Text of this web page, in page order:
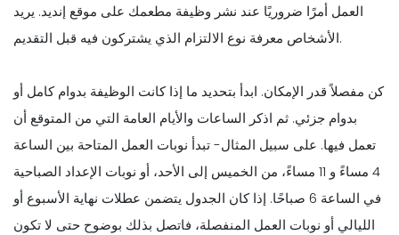
العمل أمرًا ضروريًا عند نشر وظيفة مطعمك على موقع إنديد. يريد
الأشخاص معرفة نوع الالتزام الذي يشتركون فيه قبل التقديم.
كن مفصلاً قدر الإمكان. ابدأ بتحديد ما إذا كانت الوظيفة بدوام كامل أو
بدوام جزئي. ثم اذكر الساعات والأيام العامة التي من المتوقع أن
تعمل فيها. على سبيل المثال- تبدأ نوبات العمل المتاحة بين الساعة
4 مساءً و 11 مساءً، من الخميس إلى الأحد، أو نوبات الإعداد الصباحية
في الساعة 6 صباحًا. إذا كان الجدول يتضمن عطلات نهاية الأسبوع أو
الليالي أو نوبات العمل المنفصلة، فاتصل بذلك بوضوح حتى لا تكون